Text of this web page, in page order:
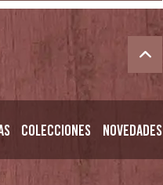
Colecciones Novedades